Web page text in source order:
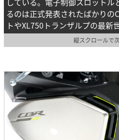
るのは正式発表されたばかりの
トやXL750トランザルプの最新
縦スクロールで